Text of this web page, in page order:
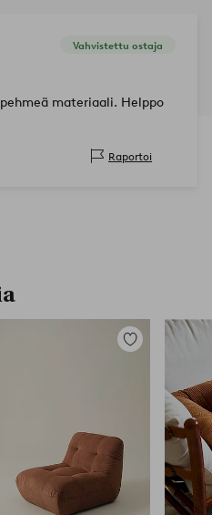
Vahvistettu ostaja
materiaali. Helppo
Raportoi
Lisää